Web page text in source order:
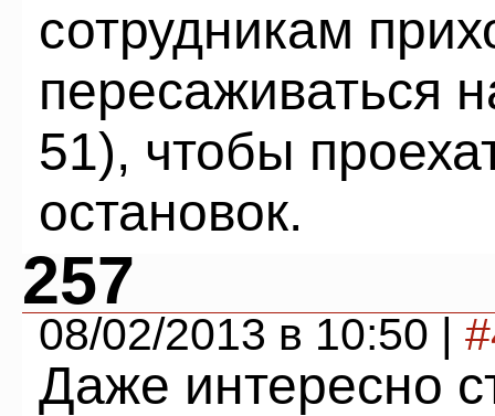
сотрудникам
пересаживаться
51), чтобы
остановок.
257
08/02/2013 в 10:50 |
Даже интересно